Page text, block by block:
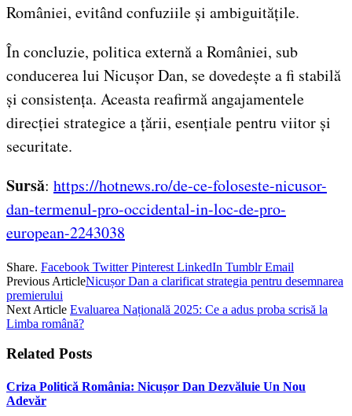
României, evitând confuziile și ambiguitățile.
În concluzie, politica externă a României, sub
conducerea lui Nicușor Dan, se dovedește a fi stabilă
și consistența. Aceasta reafirmă angajamentele
direcției strategice a țării, esențiale pentru viitor și
securitate.
Sursă: https://hotnews.ro/de-ce-foloseste-nicusor-
dan-termenul-pro-occidental-in-loc-de-pro-
european-2243038
Share. Facebook Twitter Pinterest LinkedIn Tumblr Email
Previous ArticleNicușor Dan a clarificat strategia pentru desemnarea
premierului
Next Article Evaluarea Națională 2025: Ce a adus proba scrisă la
Limba română?
Related Posts
Criza Politică România: Nicușor Dan Dezvăluie Un Nou
Adevăr